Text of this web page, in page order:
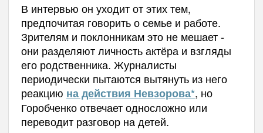
В интервью он уходит от этих тем,
предпочитая говорить о семье и работе.
Зрителям и поклонникам это не мешает -
они разделяют личность актёра и взгляды
его родственника. Журналисты
периодически пытаются вытянуть из него
реакцию на действия Невзорова*, но
Горобченко отвечает односложно или
переводит разговор на детей.